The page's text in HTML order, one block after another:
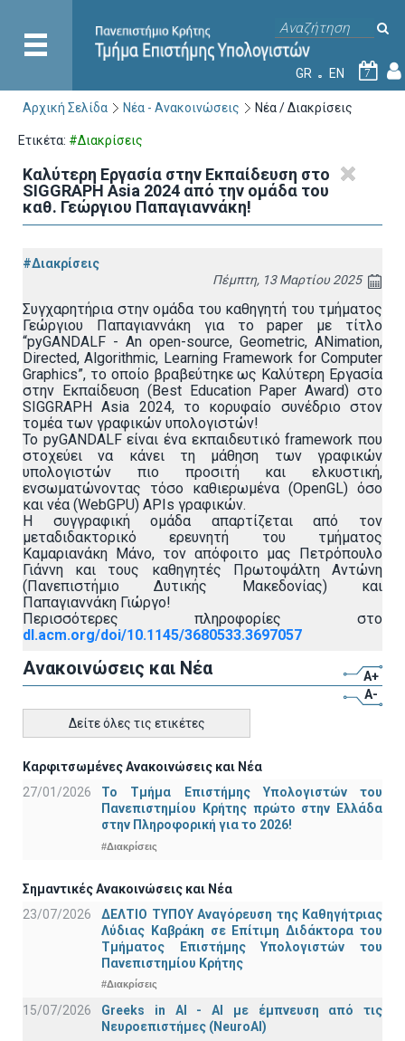
GR EN 7
Αρχική Σελίδα Νέα - Ανακοινώσεις Νέα / Διακρίσεις
Ετικέτα: #Διακρίσεις
Καλύτερη Εργασία στην Εκπαίδευση στο
SIGGRAPH Asia 2024 από την ομάδα του
καθ. Γεώργιου Παπαγιαννάκη!
#Διακρίσεις
Πέμπτη, 13 Μαρτίου 2025
Συγχαρητήρια στην ομάδα του καθηγητή του τμήματος
Γεώργιου Παπαγιαννάκη για το paper με τίτλο
“pyGANDALF - An open-source, Geometric, ANimation,
Directed, Algorithmic, Learning Framework for Computer
Graphics”, το οποίο βραβεύτηκε ως Καλύτερη Εργασία
στην Εκπαίδευση (Best Education Paper Award) στο
SIGGRAPH Asia 2024, το κορυφαίο συνέδριο στον
τομέα των γραφικών υπολογιστών!
Το pyGANDALF είναι ένα εκπαιδευτικό framework που
στοχεύει να κάνει τη μάθηση των γραφικών
υπολογιστών πιο προσιτή και ελκυστική,
ενσωματώνοντας τόσο καθιερωμένα (OpenGL) όσο
και νέα (WebGPU) APIs γραφικών.
Η συγγραφική ομάδα απαρτίζεται από τον
μεταδιδακτορικό ερευνητή του τμήματος
Καμαριανάκη Μάνο, τον απόφοιτο μας Πετρόπουλο
Γιάννη και τους καθηγητές Πρωτοψάλτη Αντώνη
(Πανεπιστήμιο Δυτικής Μακεδονίας) και
Παπαγιαννάκη Γιώργο!
Περισσότερες πληροφορίες στο
dl.acm.org/doi/10.1145/3680533.3697057
Ανακοινώσεις και Νέα
A+
A-
Δείτε όλες τις ετικέτες
Καρφιτσωμένες Ανακοινώσεις και Νέα
27/01/2026
Το Τμήμα Επιστήμης Υπολογιστών του
Πανεπιστημίου Κρήτης πρώτο στην Ελλάδα
στην Πληροφορική για το 2026!
#Διακρίσεις
Σημαντικές Ανακοινώσεις και Νέα
23/07/2026
ΔΕΛΤΙΟ ΤΥΠΟΥ Αναγόρευση της Καθηγήτριας
Λύδιας Καβράκη σε Επίτιμη Διδάκτορα του
Τμήματος Επιστήμης Υπολογιστών του
Πανεπιστημίου Κρήτης
#Διακρίσεις
15/07/2026
Greeks in AI - ΑΙ με έμπνευση από τις
Νευροεπιστήμες (NeuroAI)